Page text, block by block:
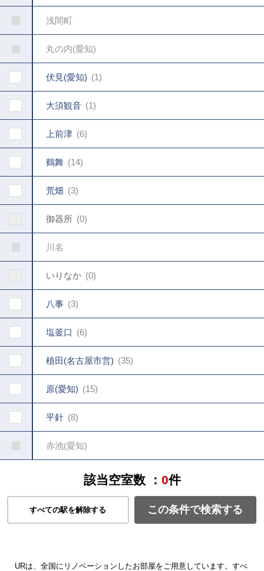
浅間町
丸の内(愛知)
伏見(愛知) 1
大須観音 1
上前津 6
鶴舞 14
荒畑 3
御器所 0
川名
いりなか 0
八事 3
塩釜口 6
植田(名古屋市営) 35
原(愛知) 15
平針 8
赤池(愛知)
該当空室数 ： 0件
すべての駅を解除する この条件で検索する
URは、全国にリノベーションしたお部屋をご用意しています。すべ